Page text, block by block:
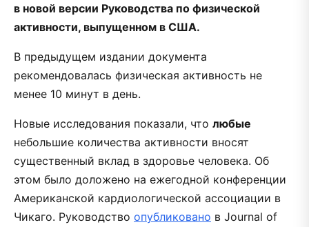
в новой версии Руководства по физической
активности, выпущенном в США.
В предыдущем издании документа
рекомендовалась физическая активность не
менее 10 минут в день.
Новые исследования показали, что любые
небольшие количества активности вносят
существенный вклад в здоровье человека. Об
этом было доложено на ежегодной конференции
Американской кардиологической ассоциации в
Чикаго. Руководство опубликовано в Journal of